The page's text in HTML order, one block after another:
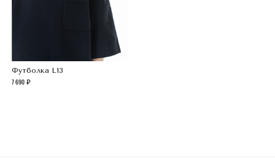
Футболка L13
7 690
Эти файлы cookie необходимы для
функционирования веб-сайта и не могут
быть отключены в наших системах. Как
правило, они активируются только в